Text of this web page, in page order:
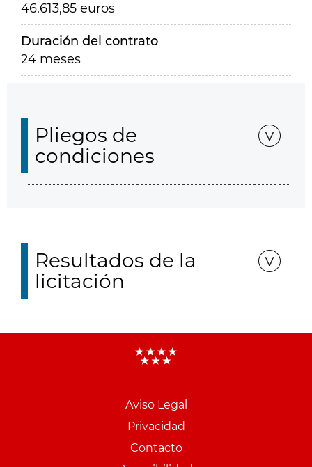
46.613,85 euros
Duración del contrato
24 meses
Pliegos de
condiciones
Resultados de la
licitación
Aviso Legal
Privacidad
Contacto